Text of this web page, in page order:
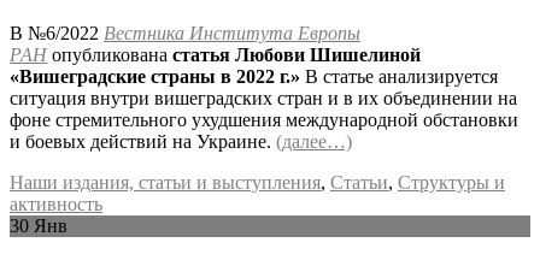
В №6/2022 Вестника Института Европы
РАН опубликована статья Любови Шишелиной
«Вишеградские страны в 2022 г.» В статье анализируется
ситуация внутри вишеградских стран и в их объединении на
фоне стремительного ухудшения международной обстановки
и боевых действий на Украине. (далее…)
Наши издания, статьи и выступления, Статьи, Структуры и
активность
30 Янв